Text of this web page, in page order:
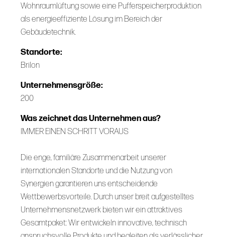
Wohnraumlüftung sowie eine Pufferspeicherproduktion
als energieeffiziente Lösung im Bereich der
Gebäudetechnik.
Standorte:
Brilon
Unternehmensgröße:
200
Was zeichnet das Unternehmen aus?
IMMER EINEN SCHRITT VORAUS
Die enge, familiäre Zusammenarbeit unserer
internationalen Standorte und die Nutzung von
Synergien garantieren uns entscheidende
Wettbewerbsvorteile. Durch unser breit aufgestelltes
Unternehmensnetzwerk bieten wir ein attraktives
Gesamtpaket: Wir entwickeln innovative, technisch